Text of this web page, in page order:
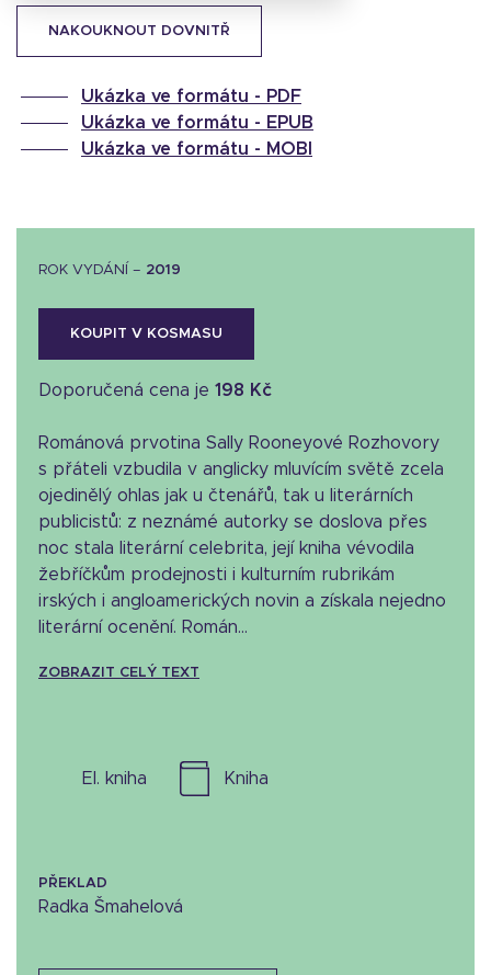
NAKOUKNOUT DOVNITŘ
Ukázka ve formátu - PDF
Ukázka ve formátu - EPUB
Ukázka ve formátu - MOBI
ROK VYDÁNÍ – 2019
KOUPIT V KOSMASU
Doporučená cena je 198 Kč
Románová prvotina Sally Rooneyové Rozhovory
s přáteli vzbudila v anglicky mluvícím světě zcela
ojedinělý ohlas jak u čtenářů, tak u literárních
publicistů: z neznámé autorky se doslova přes
noc stala literární celebrita, její kniha vévodila
žebříčkům prodejnosti i kulturním rubrikám
irských i angloamerických novin a získala nejedno
literární ocenění. Román...
ZOBRAZIT CELÝ TEXT
el. kniha kniha
PŘEKLAD
Radka Šmahelová